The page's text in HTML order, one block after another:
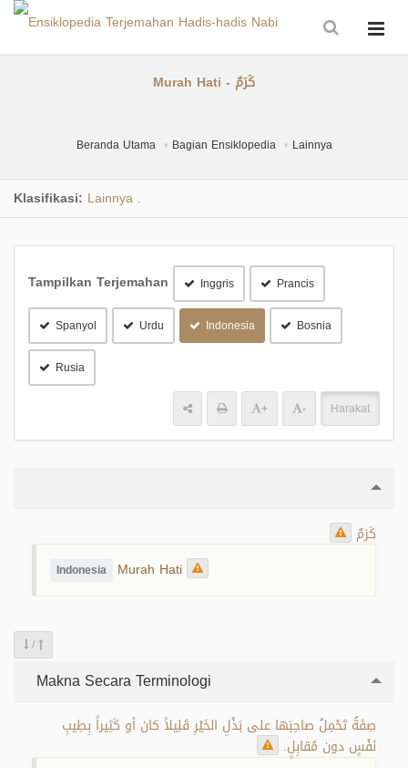
Murah Hati - كَرَمٌ
Beranda Utama Bagian Ensiklopedia Lainnya
Klasifikasi: Lainnya
Tampilkan Terjemahan Inggris Prancis
Spanyol Urdu Indonesia Bosnia
Rusia
+ - Harakat
كَرَمٌ
Indonesia Murah Hati
/
Makna Secara Terminologi
صِفَةُ تَحْمِلُ صاحِبَها على بَذْلِ الخَيْرِ قَلِيلاً كان أو كَثِيراً بِطِيبِ
نَفْسٍ دون مُقابِلٍ.